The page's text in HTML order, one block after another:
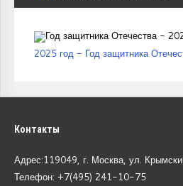
2025 год - Год защитника
Контакты
Адрес:119049, г. Москва, ул.
Телефон: +7(495) 241-10-75